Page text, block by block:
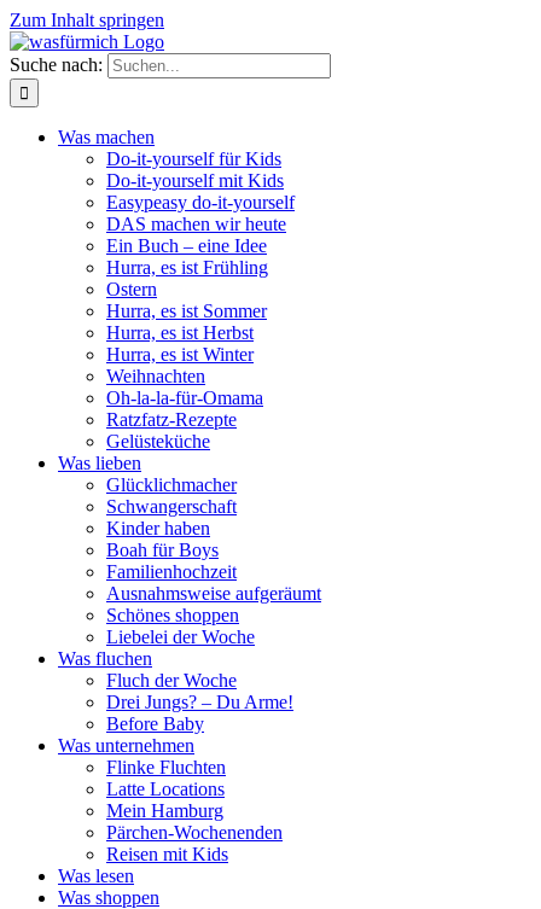
Zum Inhalt springen
Suche nach:
Was machen
Do-it-yourself für Kids
Do-it-yourself mit Kids
Easypeasy do-it-yourself
DAS machen wir heute
Ein Buch – eine Idee
Hurra, es ist Frühling
Ostern
Hurra, es ist Sommer
Hurra, es ist Herbst
Hurra, es ist Winter
Weihnachten
Oh-la-la-für-Omama
Ratzfatz-Rezepte
Gelüsteküche
Was lieben
Glücklichmacher
Schwangerschaft
Kinder haben
Boah für Boys
Familienhochzeit
Ausnahmsweise aufgeräumt
Schönes shoppen
Liebelei der Woche
Was fluchen
Fluch der Woche
Drei Jungs? – Du Arme!
Before Baby
Was unternehmen
Flinke Fluchten
Latte Locations
Mein Hamburg
Pärchen-Wochenenden
Reisen mit Kids
Was lesen
Was shoppen